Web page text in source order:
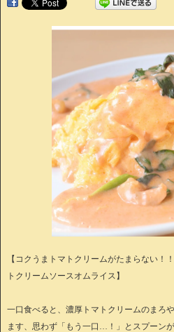
【コクうまトマトクリームがたまらない！
トクリームソースオムライス】
一口食べると、濃厚トマトクリームのまろ
ます、思わず「もう一口…！」とスプーン